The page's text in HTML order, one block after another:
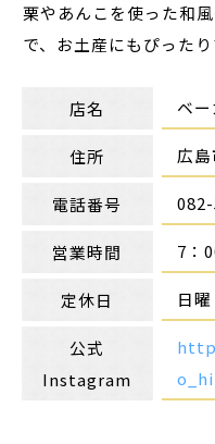
栗やあんこを使った和
で、お土産にもぴったり
店名 ベ
住所 広
電話番号
営業時間 7：
定休日 日曜
公式
Instagram